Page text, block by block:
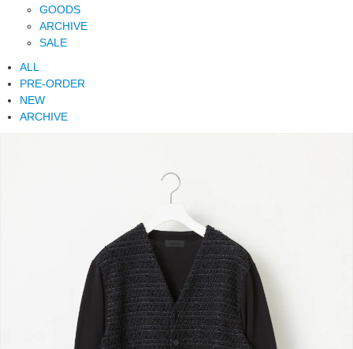
GOODS
ARCHIVE
SALE
ALL
PRE-ORDER
NEW
ARCHIVE